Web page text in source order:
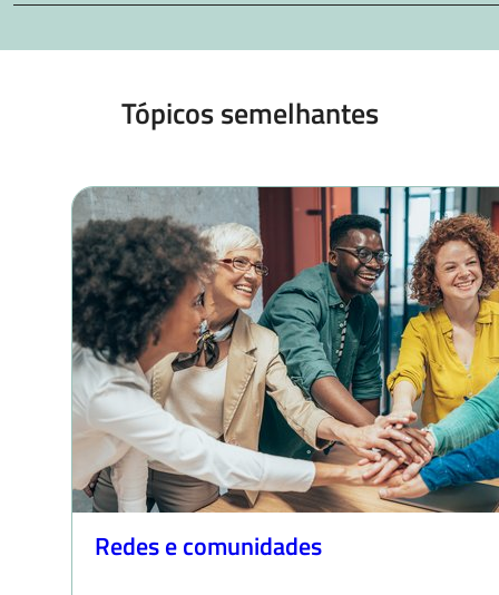
Tópicos semelhantes
Redes e comunidades